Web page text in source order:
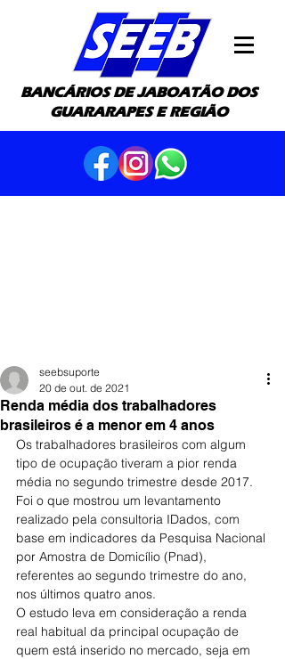
BANCÁRIOS DE JABOATÃO DOS
GUARARAPES E REGIÃO
Renda média dos trabalhadores
brasileiros é a menor em 4 anos
seebsuporte
20 de out. de 2021
Os trabalhadores brasileiros com algum
tipo de ocupação tiveram a pior renda
média no segundo trimestre desde 2017.
Foi o que mostrou um levantamento
realizado pela consultoria IDados, com
base em indicadores da Pesquisa Nacional
por Amostra de Domicílio (Pnad),
referentes ao segundo trimestre do ano,
nos últimos quatro anos.
O estudo leva em consideração a renda
real habitual da principal ocupação de
quem está inserido no mercado, seja em